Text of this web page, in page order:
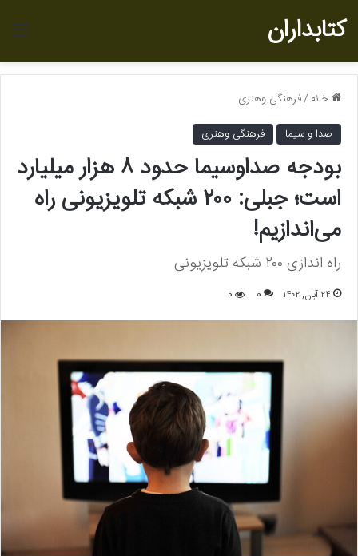
کتابداران
خانه /فرهنگی وهنری
صدا و سیما
فرهنگی وهنری
بودجه صداوسیما حدود ۸ هزار میلیارد
است؛ جبلی: ۲۰۰ شبکه تلویزیونی راه
می‌اندازیم!
راه اندازی ۲۰۰ شبکه تلویزیونی
۲۴ آبان, ۱۴۰۲ 0
0